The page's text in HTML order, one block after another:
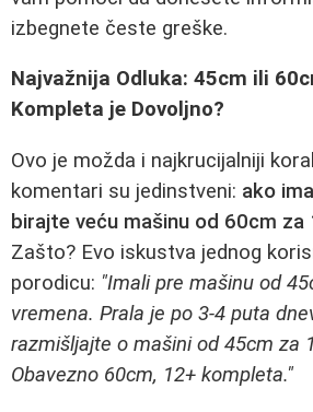
izbegnete česte greške.
Najvažnija Odluka: 45cm ili
Kompleta je Dovoljno?
Ovo je možda i najkrucijalniji
komentari su jedinstveni: ako
birajte veću mašinu od 60cm
Zašto? Evo iskustva jednog
porodicu: "Imali pre mašinu od
vremena. Prala je po 3-4 puta
razmišljajte o mašini od 45cm za
Obavezno 60cm, 12+ kompleta."